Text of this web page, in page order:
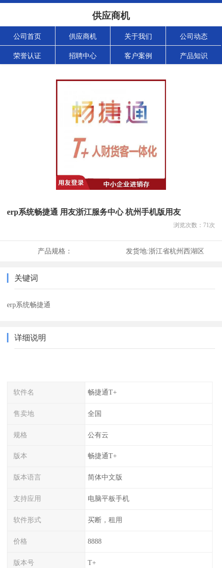
供应商机
公司首页 供应商机 关于我们 公司动态
荣誉认证 招聘中心 客户案例 产品知识
erp系统畅捷通 用友浙江服务中心 杭州手机版用友
浏览次数： 71次
产品规格： 发货地:浙江省杭州西湖区
关键词
erp系统畅捷通
详细说明
软件名 畅捷通T+
售卖地 全国
规格 公有云
版本 畅捷通T+
版本语言 简体中文版
支持应用 电脑平板手机
软件形式 买断，租用
价格 8888
版本号 T+